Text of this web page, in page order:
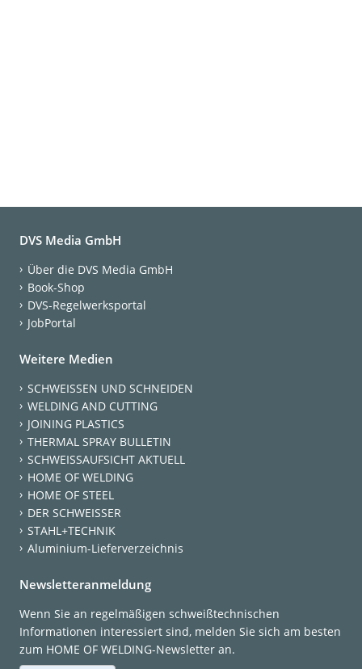
DVS Media GmbH
Über die DVS Media GmbH
Book-Shop
DVS-Regelwerksportal
JobPortal
Weitere Medien
SCHWEISSEN UND SCHNEIDEN
WELDING AND CUTTING
JOINING PLASTICS
THERMAL SPRAY BULLETIN
SCHWEISSAUFSICHT AKTUELL
HOME OF WELDING
HOME OF STEEL
DER SCHWEISSER
STAHL+TECHNIK
Aluminium-Lieferverzeichnis
Newsletteranmeldung
Wenn Sie an regelmäßigen schweißtechnischen
Informationen interessiert sind, melden Sie sich am besten
zum HOME OF WELDING-Newsletter an.